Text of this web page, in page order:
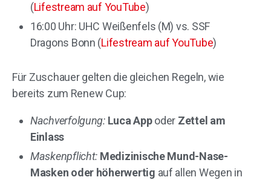
(Lifestream auf YouTube)
16:00 Uhr: UHC Weißenfels (M) vs. SSF
Dragons Bonn (Lifestream auf YouTube)
Für Zuschauer gelten die gleichen Regeln, wie
bereits zum Renew Cup:
Nachverfolgung: Luca Appoder Zettel am
Einlass
Maskenpflicht: Medizinische Mund-Nase-
Masken oder höherwertig auf allen Wegen in